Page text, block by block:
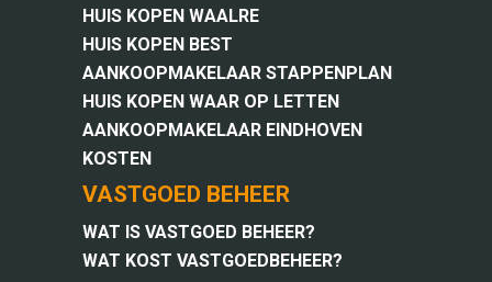
HUIS KOPEN WAALRE
HUIS KOPEN BEST
AANKOOPMAKELAAR STAPPENPLAN
HUIS KOPEN WAAR OP LETTEN
AANKOOPMAKELAAR EINDHOVEN
KOSTEN
VASTGOED BEHEER
WAT IS VASTGOED BEHEER?
WAT KOST VASTGOEDBEHEER?